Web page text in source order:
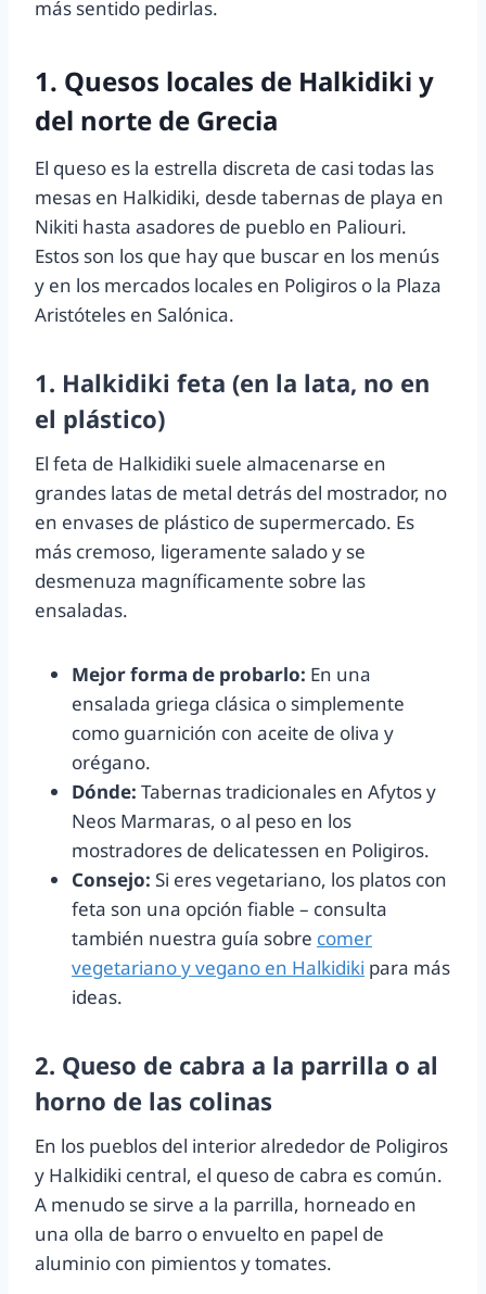
más sentido pedirlas.
1. Quesos locales de Halkidiki y
del norte de Grecia
El queso es la estrella discreta de casi todas las
mesas en Halkidiki, desde tabernas de playa en
Nikiti hasta asadores de pueblo en Paliouri.
Estos son los que hay que buscar en los menús
y en los mercados locales en Poligiros o la Plaza
Aristóteles en Salónica.
1. Halkidiki feta (en la lata, no en
el plástico)
El feta de Halkidiki suele almacenarse en
grandes latas de metal detrás del mostrador, no
en envases de plástico de supermercado. Es
más cremoso, ligeramente salado y se
desmenuza magníficamente sobre las
ensaladas.
Mejor forma de probarlo: En una
ensalada griega clásica o simplemente
como guarnición con aceite de oliva y
orégano.
Dónde: Tabernas tradicionales en Afytos y
Neos Marmaras, o al peso en los
mostradores de delicatessen en Poligiros.
Consejo: Si eres vegetariano, los platos con
feta son una opción fiable – consulta
también nuestra guía sobre comer
vegetariano y vegano en Halkidiki para más
ideas.
2. Queso de cabra a la parrilla o al
horno de las colinas
En los pueblos del interior alrededor de Poligiros
y Halkidiki central, el queso de cabra es común.
A menudo se sirve a la parrilla, horneado en
una olla de barro o envuelto en papel de
aluminio con pimientos y tomates.